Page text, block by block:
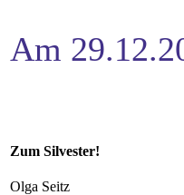
Am
Zum Silvester!
Olga Seitz